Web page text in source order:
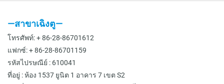
—สาขาเฉิงตู—
โทรศัพท์: + 86-28-86701612
แฟกซ์: + 86-28-86701159
รหัสไปรษณีย์ : 610041
ที่อยู่ : ห้อง 1537 ยูนิต 1 อาคาร 7 เขต S2